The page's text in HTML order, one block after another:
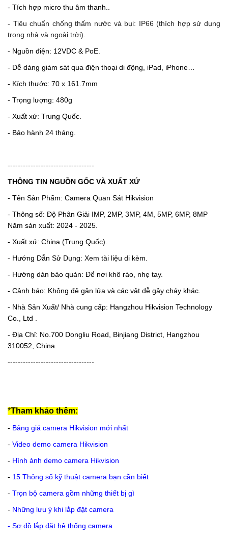
- Tích hợp micro thu âm thanh..
- Tiêu chuẩn chống thấm nước và bụi: IP66 (thích hợp sử dụng
trong nhà và ngoài trời).
- Nguồn điện: 12VDC & PoE.
- Dễ dàng giám sát qua điện thoại di động, iPad, iPhone…
- Kích thước: 70 x 161.7mm
- Trọng lượng: 480g
- Xuất xứ: Trung Quốc.
- Bảo hành 24 tháng.
----------------------------------
THÔNG TIN NGUỒN GỐC VÀ XUẤT XỨ
- Tên Sản Phẩm: Camera Quan Sát Hikvision
- Thông số: Độ Phân Giải IMP, 2MP, 3MP, 4M, 5MP, 6MP, 8MP
Năm sản xuất: 2024 - 2025.
- Xuất xứ: China (Trung Quốc).
- Hướng Dẫn Sử Dụng: Xem tài liệu di kèm.
- Hướng dản bảo quản: Để nơi khô ráo, nhẹ tay.
- Cảnh báo: Không đê gân lửa và các vật dễ gây cháy khác.
- Nhà Sản Xuất/ Nhà cung cấp: Hangzhou Hikvision Technology
Co., Ltd .
- Địa Chỉ: No.700 Dongliu Road, Binjiang District, Hangzhou
310052, China.
----------------------------------
*Tham khảo thêm:
- Bảng giá camera Hikvision mới nhất
- Video demo camera Hikvision
- Hình ảnh demo camera Hikvision
- 15 Thông số kỹ thuật camera bạn cần biết
- Trọn bộ camera gồm những thiết bị gì
- Những lưu ý khi lắp đặt camera
- Sơ đồ lắp đặt hệ thống camera